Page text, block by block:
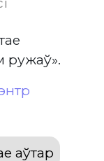
ружаў».
аўтар